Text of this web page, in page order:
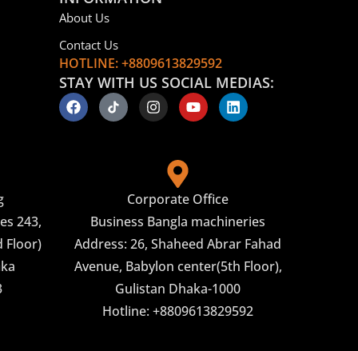
About Us
Contact Us
HOTLINE: +8809613829592
STAY WITH US SOCIAL MEDIAS:
243,
Floor)
Corporate Office
Business Bangla machineries
Address: 26, Shaheed Abrar Fahad
Avenue, Babylon center(5th Floor),
Gulistan Dhaka-1000
Hotline: +8809613829592